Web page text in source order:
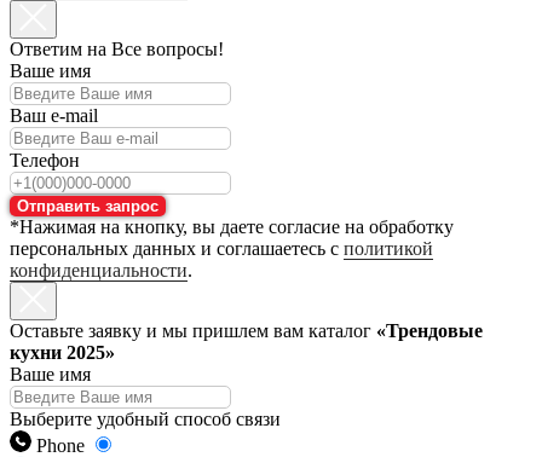
Ответим на Все вопросы!
Ваше имя
Ваш e-mail
Телефон
Отправить запрос
*Нажимая на кнопку, вы даете согласие на обработку
персональных данных и соглашаетесь с политикой
конфиденциальности.
Оставьте заявку и мы пришлем вам каталог «Трендовые
кухни 2025»
Ваше имя
Выберите удобный способ связи
Phone